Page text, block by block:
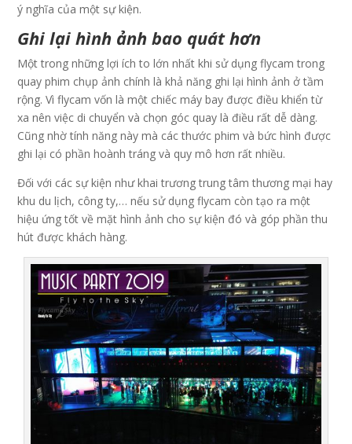
ý nghĩa của một sự kiện.
Ghi lại hình ảnh bao quát hơn
Một trong những lợi ích to lớn nhất khi sử dụng flycam trong
quay phim chụp ảnh chính là khả năng ghi lại hình ảnh ở tầm
rộng. Vì flycam vốn là một chiếc máy bay được điều khiển từ
xa nên việc di chuyển và chọn góc quay là điều rất dễ dàng.
Cũng nhờ tính năng này mà các thước phim và bức hình được
ghi lại có phần hoành tráng và quy mô hơn rất nhiều.
Đối với các sự kiện như khai trương trung tâm thương mại hay
khu du lịch, công ty,… nếu sử dụng flycam còn tạo ra một
hiệu ứng tốt về mặt hình ảnh cho sự kiện đó và góp phần thu
hút được khách hàng.